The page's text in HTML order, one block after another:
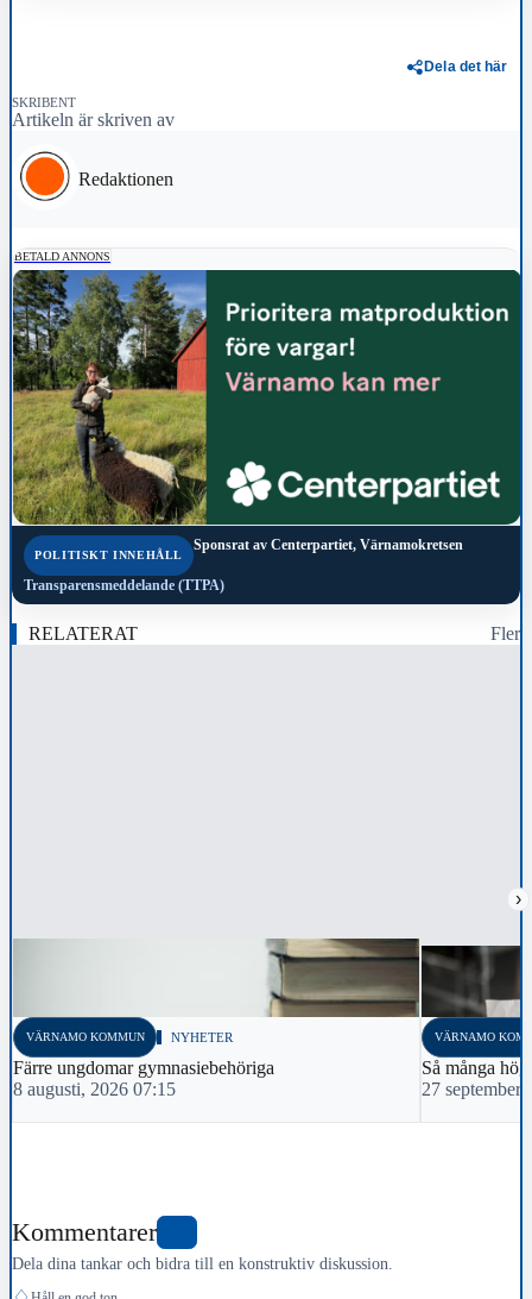
Dela det här
SKRIBENT
Artikeln är skriven av
Redaktionen
BETALD ANNONS
POLITISKT INNEHÅLL
Sponsrat av Centerpartiet, Värnamokretsen
Transparensmeddelande (TTPA)
RELATERAT Fler
›
VÄRNAMO KOMMUN NYHETER
Färre ungdomar gymnasiebehöriga
8 augusti, 2026 07:15
VÄRNAMO
Så många
27
Kommentarer
Dela dina tankar och bidra till en konstruktiv diskussion.